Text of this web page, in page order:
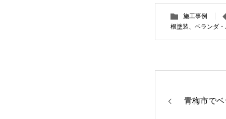
施工事例
根塗装、ベランダ
青梅市で